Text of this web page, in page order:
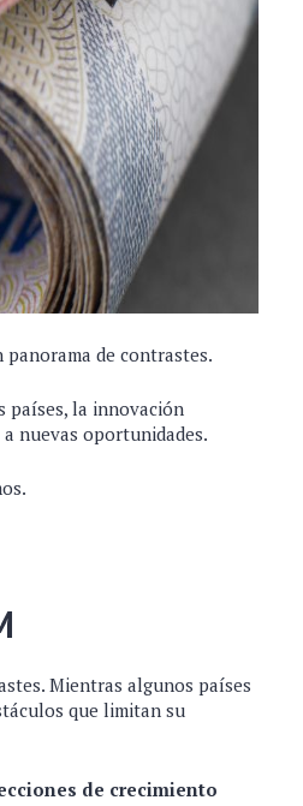
panorama de contrastes.
países, la innovación
nuevas oportunidades.
Mientras algunos países
que limitan su
de crecimiento